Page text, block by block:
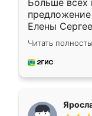
Больше всех
Елены
короткие
для замера
предложил
Читать